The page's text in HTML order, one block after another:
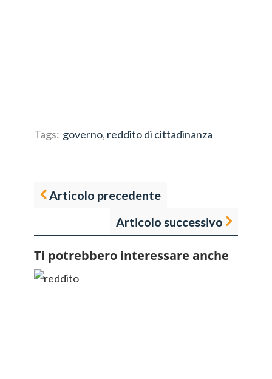
Tags: governo, reddito di cittadinanza
Articolo precedente
Articolo successivo
Ti potrebbero interessare anche